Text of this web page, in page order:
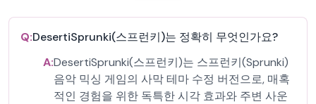
Q:DesertiSprunki(스프런키)는 정확히 무엇인가요?
A:DesertiSprunki(스프런키)는 스프런키(Sprunki)
음악 믹싱 게임의 사막 테마 수정 버전으로, 매혹
적인 경험을 위한 독특한 시각 효과와 주변 사운